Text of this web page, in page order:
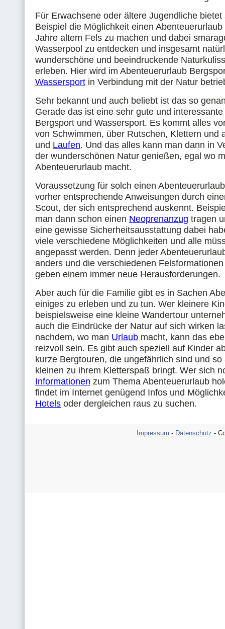
Für Erwachsene oder ältere Jugendliche bietet
Beispiel die Möglichkeit einen
Jahre altem Fels zu machen und dabei
Wasserpool zu entdecken und insgesamt
wunderschöne und beeindruckende
erleben. Hier wird im Abenteuerurlaub
Wassersport in Verbindung mit der Natur
Sehr bekannt und auch beliebt ist das so
Gerade das ist eine sehr gute und
Bergsport und Wassersport. Es kommt alles
von Schwimmen, über Rutschen, Klettern und
und Laufen. Und das alles kann man dann in
der wunderschönen Natur genießen, egal wo
Abenteuerurlaub macht.
Voraussetzung für solch einen
vorher entsprechende Anweisungen durch
Scout, der sich entsprechend auskennt.
man dann schon einen Neoprenanzug tragen
eine gewisse Sicherheitsausstattung dabei
viele verschiedene Möglichkeiten und alle
angepasst werden. Denn jeder
anders und die verschiedenen
geben einem immer neue Herausforderungen.
Aber auch für die Familie gibt es in Sachen
einiges zu erleben und zu tun. Wer kleinere
beispielsweise eine kleine Wandertour
auch die Eindrücke der Natur auf sich wirken
nachdem, wo man Urlaub macht, kann das
reizvoll sein. Es gibt auch speziell auf Kinder
kurze Bergtouren, die ungefährlich sind und so
kleinen zu ihrem Kletterspaß bringt. Wer sich
Informationen zum Thema Abenteuerurlaub
findet im Internet genügend Infos und
Hotels oder dergleichen raus zu suchen.
Impressum - Datenschutz -